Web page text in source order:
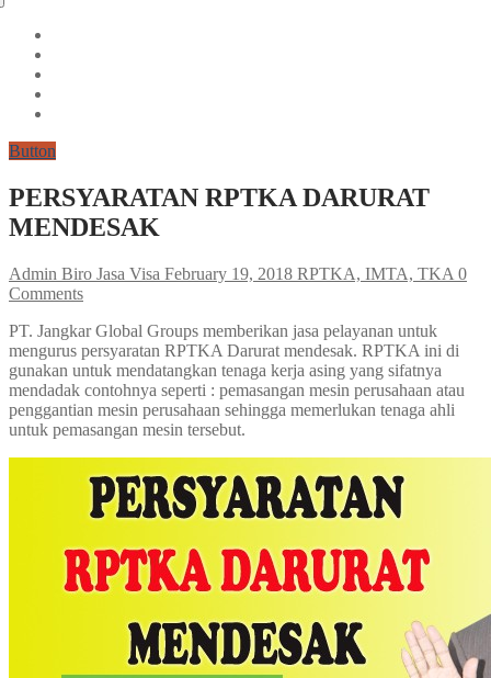
Button
PERSYARATAN RPTKA DARURAT
MENDESAK
Admin Biro Jasa Visa February 19, 2018 RPTKA, IMTA, TKA 0
Comments
PT. Jangkar Global Groups memberikan jasa pelayanan untuk
mengurus persyaratan RPTKA Darurat mendesak. RPTKA ini di
gunakan untuk mendatangkan tenaga kerja asing yang sifatnya
mendadak contohnya seperti : pemasangan mesin perusahaan atau
penggantian mesin perusahaan sehingga memerlukan tenaga ahli
untuk pemasangan mesin tersebut.